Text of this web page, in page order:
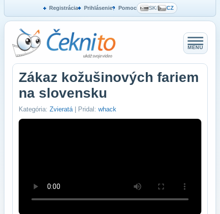
Registrácia Prihlásenie Pomoc SK/ CZ
MENU
Zákaz kožušinových fariem
na slovensku
Kategória: Zvieratá | Pridal: whack